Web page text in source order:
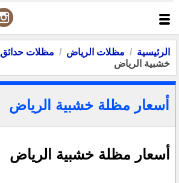
الرئيسية مظلات الرياض مظلات حدائق
خشبية الرياض
أسعار مظلة خشبية الرياض
أسعار مظلة خشبية الرياض